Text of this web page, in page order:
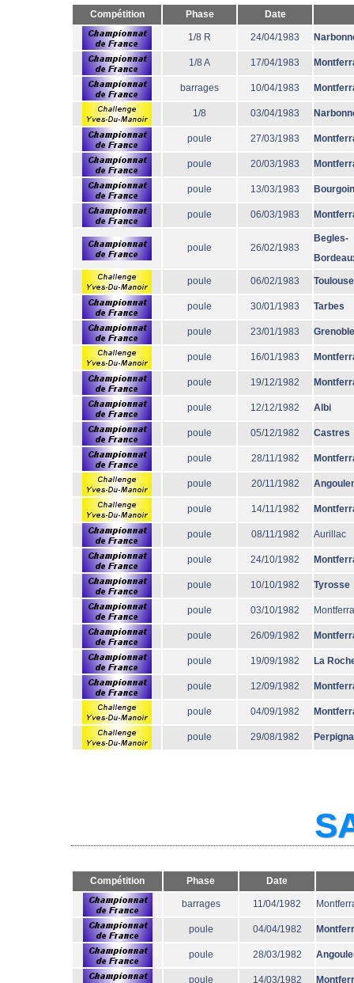
Compétition Phase Date
1/8 R 24/04/1983
1/8 A 17/04/1983
barrages 10/04/1983
1/8 03/04/1983
poule 27/03/1983
poule 20/03/1983
poule 13/03/1983 Bourgoin
poule 06/03/1983
poule 26/02/1983
Begles-
poule 06/02/1983 Toulouse
poule 30/01/1983 Tarbes
poule 23/01/1983 Grenoble
poule 16/01/1983
poule 19/12/1982
poule 12/12/1982 Albi
poule 05/12/1982 Castres
poule 28/11/1982
poule 20/11/1982
poule 14/11/1982
poule 08/11/1982 Aurillac
poule 24/10/1982
poule 10/10/1982 Tyrosse
poule 03/10/1982
poule 26/09/1982
poule 19/09/1982 La
poule 12/09/1982
poule 04/09/1982
poule 29/08/1982
Compétition Phase Date
barrages 11/04/1982
poule 04/04/1982
poule 28/03/1982
poule 14/03/1982